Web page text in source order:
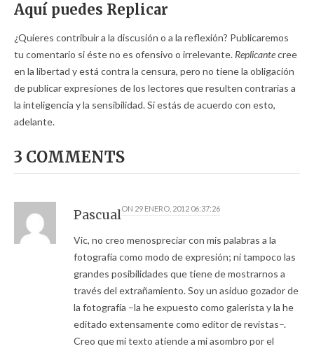
Aquí puedes Replicar
¿Quieres contribuir a la discusión o a la reflexión? Publicaremos
tu comentario si éste no es ofensivo o irrelevante. Replicantecree
en la libertad y está contra la censura, pero no tiene la obligación
de publicar expresiones de los lectores que resulten contrarias a
la inteligencia y la sensibilidad. Si estás de acuerdo con esto,
adelante.
3 COMMENTS
PascualON 29 ENERO, 2012 06:37:26
Vic, no creo menospreciar con mis palabras a la
fotografía como modo de expresión; ni tampoco las
grandes posibilidades que tiene de mostrarnos a
través del extrañamiento. Soy un asiduo gozador de
la fotografía –la he expuesto como galerista y la he
editado extensamente como editor de revistas–.
Creo que mi texto atiende a mi asombro por el